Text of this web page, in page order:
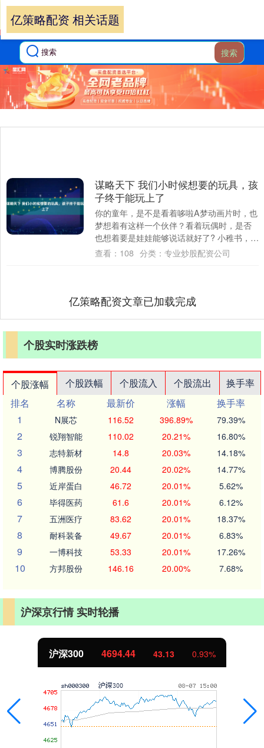
搜索
亿策略配资 相关话题
谋略天下 我们小时候想要的玩具，孩
子终于能玩上了
你的童年，是不是看着哆啦A梦动画片时，也
梦想着有这样一个伙伴？看着玩偶时，是否
也想着要是娃娃能够说话就好了? 小稚书，给
玩偶安装上外接大脑，用更贴心设计，补上
查看： 108 分类： 专业炒股配资公司
亿策略配资文章已加载完成
个股实时涨跌榜
个股涨幅 个股跌幅 个股流入 个股流出
换手率
排名
名称 最新价 涨幅
换手率
1
N展芯 116.52 396.89% 79.39%
2 锐翔智能 110.02 20.21% 16.80%
3 志特新材 14.8 20.03% 14.18%
4 博腾股份 20.44 20.02% 14.77%
5 近岸蛋白 46.72 20.01% 5.62%
6 毕得医药 61.6 20.01% 6.12%
7 五洲医疗 83.62 20.01% 18.37%
8 耐科装备 49.67 20.01% 6.83%
9 一博科技 53.33 20.01% 17.26%
10 方邦股份 146.16 20.00% 7.68%
沪深京行情 实时轮播
沪深300 4694.44 43.13 0.93%